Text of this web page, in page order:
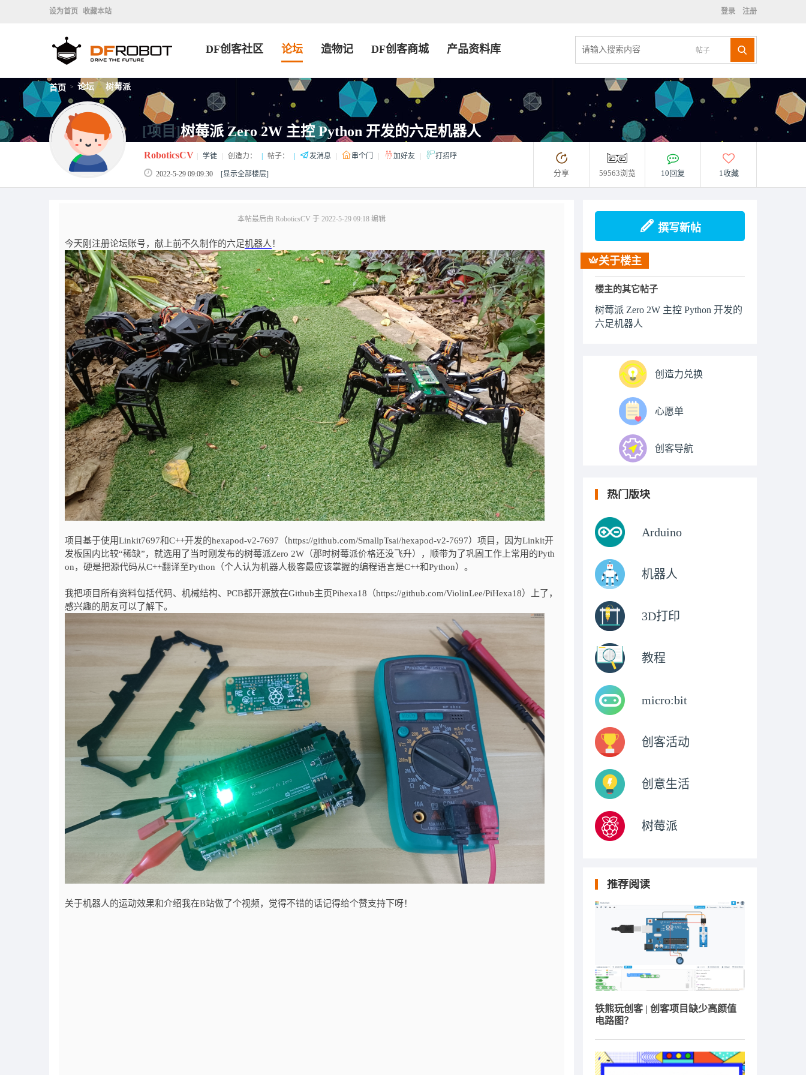
设为首页 收藏本站 登录 注册
帖子
DF创客社区 论坛 造物记 DF创客商城 产品资料库
首页 > 论坛 > 树莓派
[项目]树莓派 Zero 2W 主控 Python 开发的六足机器人
RoboticsCV 学徒 创造力： 帖子： 发消息 串个门 加好友 打招呼
2022-5-29 09:09:30 [显示全部楼层] 分享 59563浏览 10回复 1收藏
本帖最后由 RoboticsCV 于 2022-5-29 09:18 编辑
今天刚注册论坛账号，献上前不久制作的六足机器人 ！
项目基于使用Linkit7697和C++开发的hexapod-v2-7697（https://github.com/SmallpTsai/hexapod-v2-7697）项目，因为Linkit开
发板国内比较“稀缺”，就选用了当时刚发布的树莓派Zero 2W（那时树莓派价格还没飞升），顺带为了巩固工作上常用的Pyth
on，硬是把源代码从C++翻译至Python（个人认为机器人极客最应该掌握的编程语言是C++和Python）。
我把项目所有资料包括代码、机械结构、PCB都开源放在Github主页Pihexa18（https://github.com/ViolinLee/PiHexa18）上了，
感兴趣的朋友可以了解下。
关于机器人的运动效果和介绍我在B站做了个视频，觉得不错的话记得给个赞支持下呀！
撰写新帖
关于楼主
楼主的其它帖子
树莓派 Zero 2W 主控 Python 开发的
六足机器人
创造力兑换
心愿单
创客导航
热门版块
Arduino
机器人
3D打印
教程
micro:bit
创客活动
创意生活
树莓派
推荐阅读
铁熊玩创客 | 创客项目缺少高颜值
电路图？